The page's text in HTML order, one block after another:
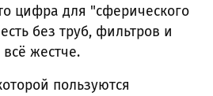
цифра для "сферического
без труб, фильтров и
жестче.
пользуются